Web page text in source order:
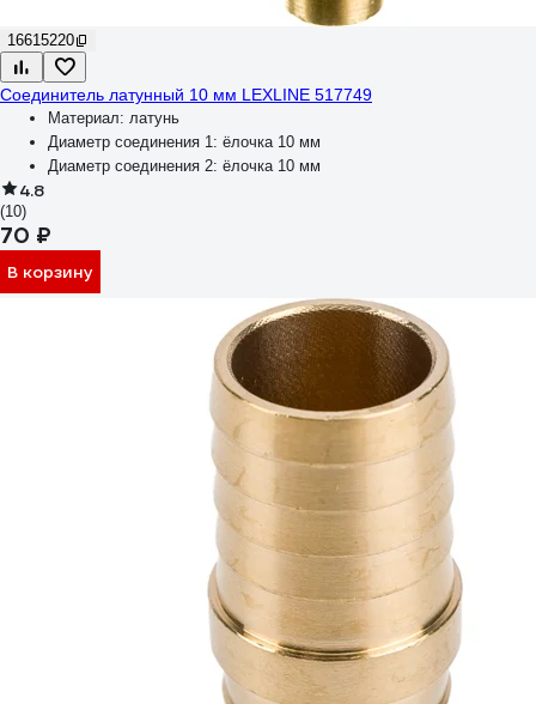
16615220
Соединитель латунный 10 мм LEXLINE 517749
Материал: латунь
Диаметр соединения 1: ёлочка 10 мм
Диаметр соединения 2: ёлочка 10 мм
4.8
(10)
70 ₽
В корзину